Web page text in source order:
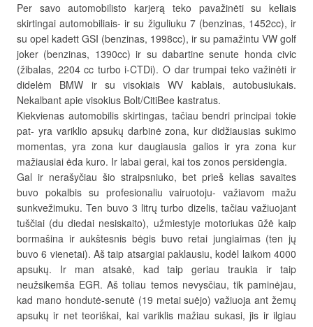
Per savo automobilisto karjerą teko pavažinėti su keliais
skirtingai automobiliais- ir su žiguliuku 7 (benzinas, 1452cc), ir
su opel kadett GSI (benzinas, 1998cc), ir su pamažintu VW golf
joker (benzinas, 1390cc) ir su dabartine senute honda civic
(žibalas, 2204 cc turbo i-CTDi). O dar trumpai teko važinėti ir
didelėm BMW ir su visokiais WV kablais, autobusiukais.
Nekalbant apie visokius Bolt/CitiBee kastratus.
Kiekvienas automobilis skirtingas, tačiau bendri principai tokie
pat- yra variklio apsukų darbinė zona, kur didžiausias sukimo
momentas, yra zona kur daugiausia galios ir yra zona kur
mažiausiai ėda kuro. Ir labai gerai, kai tos zonos persidengia.
Gal ir nerašyčiau šio straipsniuko, bet prieš kelias savaites
buvo pokalbis su profesionaliu vairuotoju- važiavom mažu
sunkvežimuku. Ten buvo 3 litrų turbo dizelis, tačiau važiuojant
tuščiai (du diedai nesiskaito), užmiestyje motoriukas ūžė kaip
bormašina ir aukštesnis bėgis buvo retai jungiaimas (ten jų
buvo 6 vienetai). Aš taip atsargiai paklausiu, kodėl laikom 4000
apsukų. Ir man atsakė, kad taip geriau traukia ir taip
neužsikemša EGR. Aš toliau temos nevysčiau, tik paminėjau,
kad mano hondutė-senutė (19 metai suėjo) važiuoja ant žemų
apsukų ir net teoriškai, kai variklis mažiau sukasi, jis ir ilgiau